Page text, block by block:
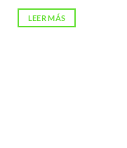
LEER MÁS